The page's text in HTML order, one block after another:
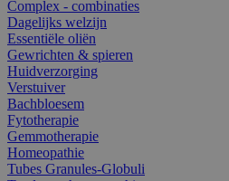
Complex - combinaties
Dagelijks welzijn
Essentiële oliën
Gewrichten & spieren
Huidverzorging
Verstuiver
Bachbloesem
Fytotherapie
Gemmotherapie
Homeopathie
Tubes Granules-Globuli